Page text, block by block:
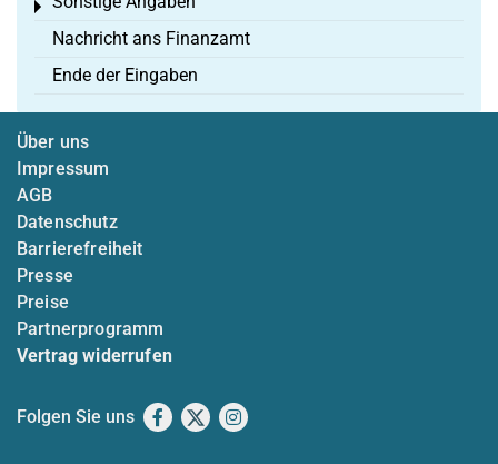
Toggle menu
Nachricht ans Finanzamt
Ende der Eingaben
Über uns
Impressum
AGB
Datenschutz
Barrierefreiheit
Presse
Preise
Partnerprogramm
Vertrag widerrufen
Folgen Sie uns Facebook
X Instagram